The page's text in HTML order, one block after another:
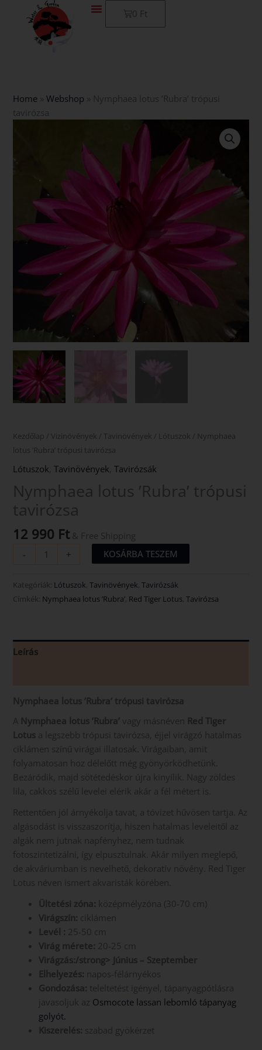
0 Ft
Kosár
Home »Webshop
Nymphaea lotus ’Rubra’ trópusi
tavirózsa
Kezdőlap / Vizinövények / Tavinövények / Lótuszok / Nymphaea
lotus ’Rubra’ trópusi tavirózsa
Lótuszok ,Tavinövények ,Tavirózsák
Nymphaea lotus ’Rubra’ trópusi
tavirózsa
12 990 Ft & Free Shipping
-
tavirózsa
mennyiség
+ KOSÁRBA TESZEM
Kategóriák: Lótuszok,Tavinövények,Tavirózsák
Címkék: Nymphaea lotus ’Rubra’, Red Tiger Lotus,Tavirózsa
Leírás
Nymphaea lotus ’Rubra’ trópusi tavirózsa
A Nymphaea lotus ’Rubra’ vagy másnéven Red Tiger
Lotus a legszebb trópusi tavirózsa, éjjel virágzó hatalmas
ciklámen színű virágai illatosak. Virágaiban, amit
folyamatosan hoz délelőtt még gyönyörködhetünk.
Bezáródik, majd sötétedéskor újra kinyílik. Nagy zöldes
lila, cakkos szélű levelei elérik akár a fél métert is.
Rettentően jól árnyékolja tavat, a tóvizet hűvösen tartja. Az
algásodást is visszaszorítja, hiszen hatalmas leveleitől az
algák nem jutnak napfényhez, nem tudnak
fotoszintetizálni, így elpusztulnak. Akár milyen meglepő,
de akváriumban is nevelhető, dekoratív növény. Red Tiger
Lotus néven ismert akvaristák körében.
Ültetési zóna: középmélyzóna (30-70 cm)
Virágszín: ciklámen
Levél : 25-50 cm
Virág mérete: 20-25 cm
Virágzás:/strong> Június – Szeptember
Elhelyezés: napos-félárnyékos
Gondozása: teleltetést igényel, tápanyagpótlásra
javasoljuk az Osmocote lassan lebomló tápanyag
golyót.
Kiszerelés: szabad gyökérzet